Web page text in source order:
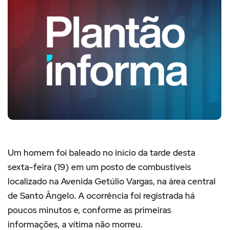
Um homem foi baleado no início da tarde desta
sexta-feira (19) em um posto de combustíveis
localizado na Avenida Getúlio Vargas, na área central
de Santo Ângelo. A ocorrência foi registrada há
poucos minutos e, conforme as primeiras
informações, a vítima não morreu.